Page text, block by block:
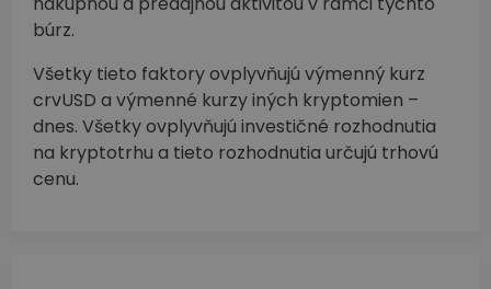
búrz.
Všetky tieto faktory ovplyvňujú výmenný kurz
crvUSD a výmenné kurzy iných kryptomien –
dnes. Všetky ovplyvňujú investičné rozhodnutia
na kryptotrhu a tieto rozhodnutia určujú trhovú
cenu.